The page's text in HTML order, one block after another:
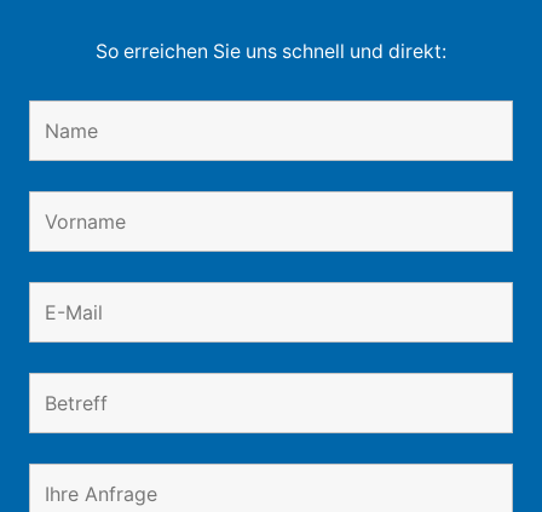
So erreichen Sie uns schnell und direkt: